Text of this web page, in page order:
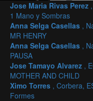
Jose Maria Rivas Perez
1 Mano y Sombras
Anna Selga Casellas ,
MR HENRY
Anna Selga Casellas ,
PAUSA
Jose Tamayo Alvarez ,
MOTHER AND CHILD
Ximo Torres , Corbera,
Formes